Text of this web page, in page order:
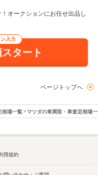
オークションにお任せ出品し
入力
タート
ページトップへ
相場一覧 マツダの車買取・車査定相場
用規約